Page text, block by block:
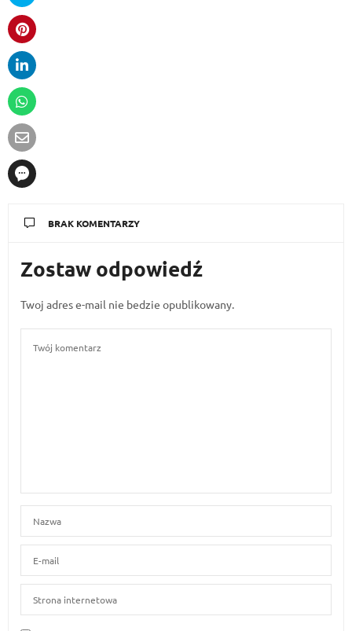
BRAK KOMENTARZY
Zostaw odpowiedź
Twoj adres e-mail nie bedzie opublikowany.